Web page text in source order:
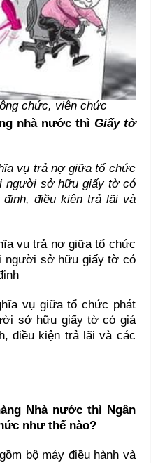
chức, viên chức
nhà nước thì Giấy tờ
vụ trả nợ giữa tổ chức
người sở hữu giấy tờ có
điều kiện trả lãi và
vụ trả nợ giữa tổ chức
người sở hữu giấy tờ có
vụ giữa tổ chức phát
sở hữu giấy tờ có giá
điều kiện trả lãi và các
Nhà nước thì Ngân
như thế nào?
bộ máy điều hành và